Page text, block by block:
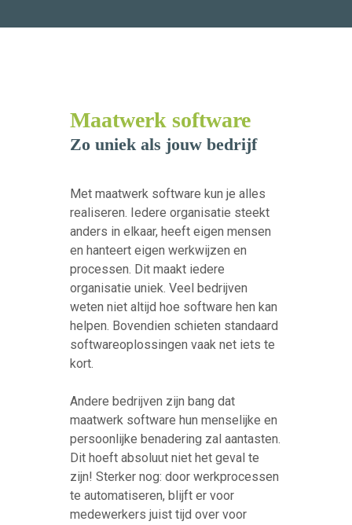
Maatwerk software
Zo uniek als jouw bedrijf
Met maatwerk software kun je alles
realiseren. Iedere organisatie steekt
anders in elkaar, heeft eigen mensen
en hanteert eigen werkwijzen en
processen. Dit maakt iedere
organisatie uniek. Veel bedrijven
weten niet altijd hoe software hen kan
helpen. Bovendien schieten standaard
softwareoplossingen vaak net iets te
kort.
Andere bedrijven zijn bang dat
maatwerk software hun menselijke en
persoonlijke benadering zal aantasten.
Dit hoeft absoluut niet het geval te
zijn! Sterker nog: door werkprocessen
te automatiseren, blijft er voor
medewerkers juist tijd over voor